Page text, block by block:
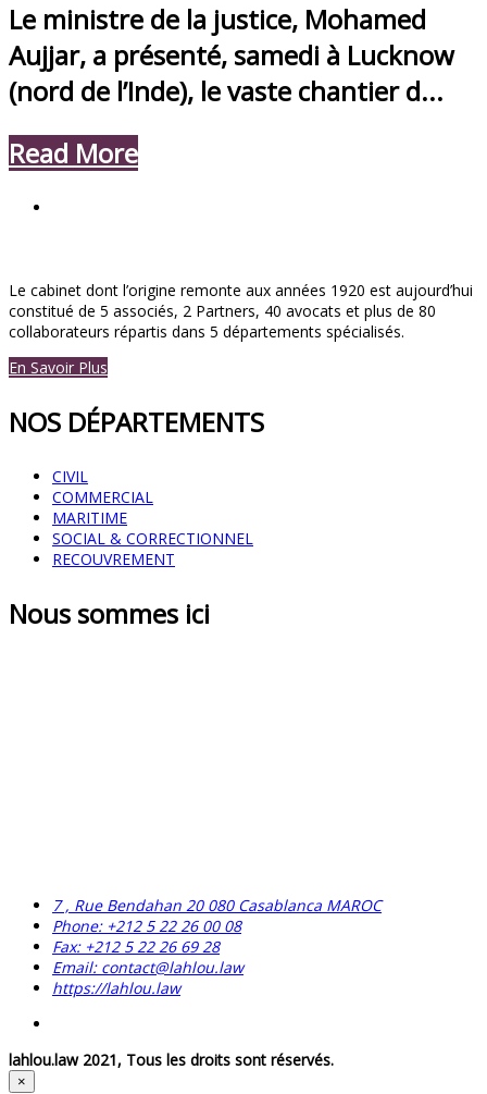
Le ministre de la justice, Mohamed
Aujjar, a présenté, samedi à Lucknow
(nord de l’Inde), le vaste chantier d...
Read More
Le cabinet dont l’origine remonte aux années 1920 est aujourd’hui
constitué de 5 associés, 2 Partners, 40 avocats et plus de 80
collaborateurs répartis dans 5 départements spécialisés.
En Savoir Plus
NOS DÉPARTEMENTS
CIVIL
COMMERCIAL
MARITIME
SOCIAL & CORRECTIONNEL
RECOUVREMENT
Nous sommes ici
7 , Rue Bendahan 20 080 Casablanca MAROC
Phone: +212 5 22 26 00 08
Fax: +212 5 22 26 69 28
Email: contact@lahlou.law
https://lahlou.law
lahlou.law 2021, Tous les droits sont réservés.
×